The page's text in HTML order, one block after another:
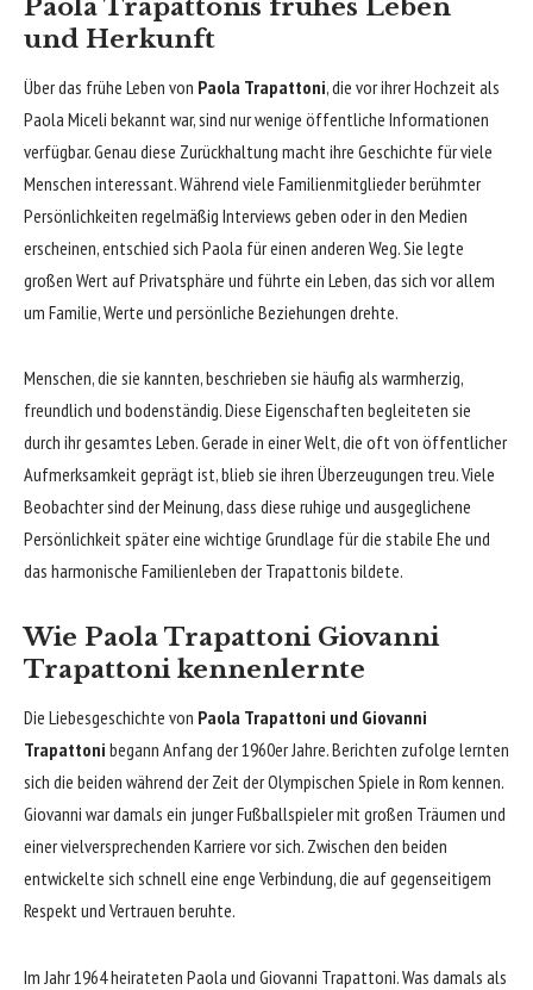
Paola Trapattonis frühes Leben
und Herkunft
Über das frühe Leben von Paola Trapattoni, die vor ihrer Hochzeit als
Paola Miceli bekannt war, sind nur wenige öffentliche Informationen
verfügbar. Genau diese Zurückhaltung macht ihre Geschichte für viele
Menschen interessant. Während viele Familienmitglieder berühmter
Persönlichkeiten regelmäßig Interviews geben oder in den Medien
erscheinen, entschied sich Paola für einen anderen Weg. Sie legte
großen Wert auf Privatsphäre und führte ein Leben, das sich vor allem
um Familie, Werte und persönliche Beziehungen drehte.
Menschen, die sie kannten, beschrieben sie häufig als warmherzig,
freundlich und bodenständig. Diese Eigenschaften begleiteten sie
durch ihr gesamtes Leben. Gerade in einer Welt, die oft von öffentlicher
Aufmerksamkeit geprägt ist, blieb sie ihren Überzeugungen treu. Viele
Beobachter sind der Meinung, dass diese ruhige und ausgeglichene
Persönlichkeit später eine wichtige Grundlage für die stabile Ehe und
das harmonische Familienleben der Trapattonis bildete.
Wie Paola Trapattoni Giovanni
Trapattoni kennenlernte
Die Liebesgeschichte von Paola Trapattoni und Giovanni
Trapattoni begann Anfang der 1960er Jahre. Berichten zufolge lernten
sich die beiden während der Zeit der Olympischen Spiele in Rom kennen.
Giovanni war damals ein junger Fußballspieler mit großen Träumen und
einer vielversprechenden Karriere vor sich. Zwischen den beiden
entwickelte sich schnell eine enge Verbindung, die auf gegenseitigem
Respekt und Vertrauen beruhte.
Im Jahr 1964 heirateten Paola und Giovanni Trapattoni. Was damals als